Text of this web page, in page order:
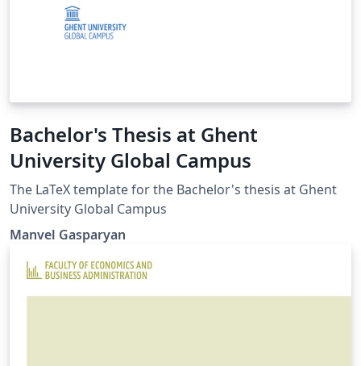
Bachelor's Thesis at Ghent
University Global Campus
The LaTeX template for the Bachelor's thesis at Ghent
University Global Campus
Manvel Gasparyan